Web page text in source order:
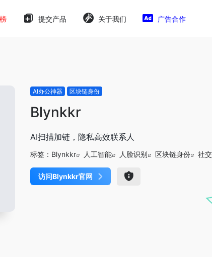
提交产品 关于我们 广告合作
AI办公神器 区块链身份
Blynkkr
AI扫描加链，隐私高效联系人
标签： Blynkkr 人工智能 人脸识别 区块链身份 社
访问Blynkkr官网